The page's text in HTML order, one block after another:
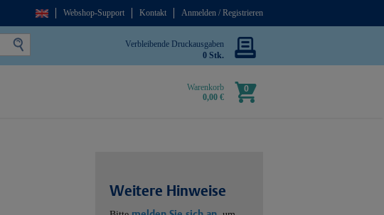
Webshop-Support Kontakt Anmelden / Registrieren
Verbleibende Druckausgaben
0 Stk.
Warenkorb
0,00 €
0
Weitere Hinweise